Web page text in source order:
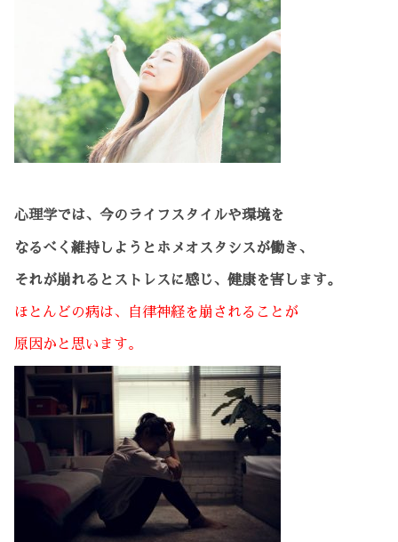
心理学では、今のライフスタイルや環境を
なるべく維持しようとホメオスタシスが働き、
それが崩れるとストレスに感じ、健康を害します。
ほとんどの病は、自律神経を崩されることが
原因かと思います。